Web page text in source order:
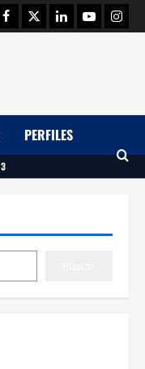
Facebook
TwitterLinkedinYoutube
PERFILES